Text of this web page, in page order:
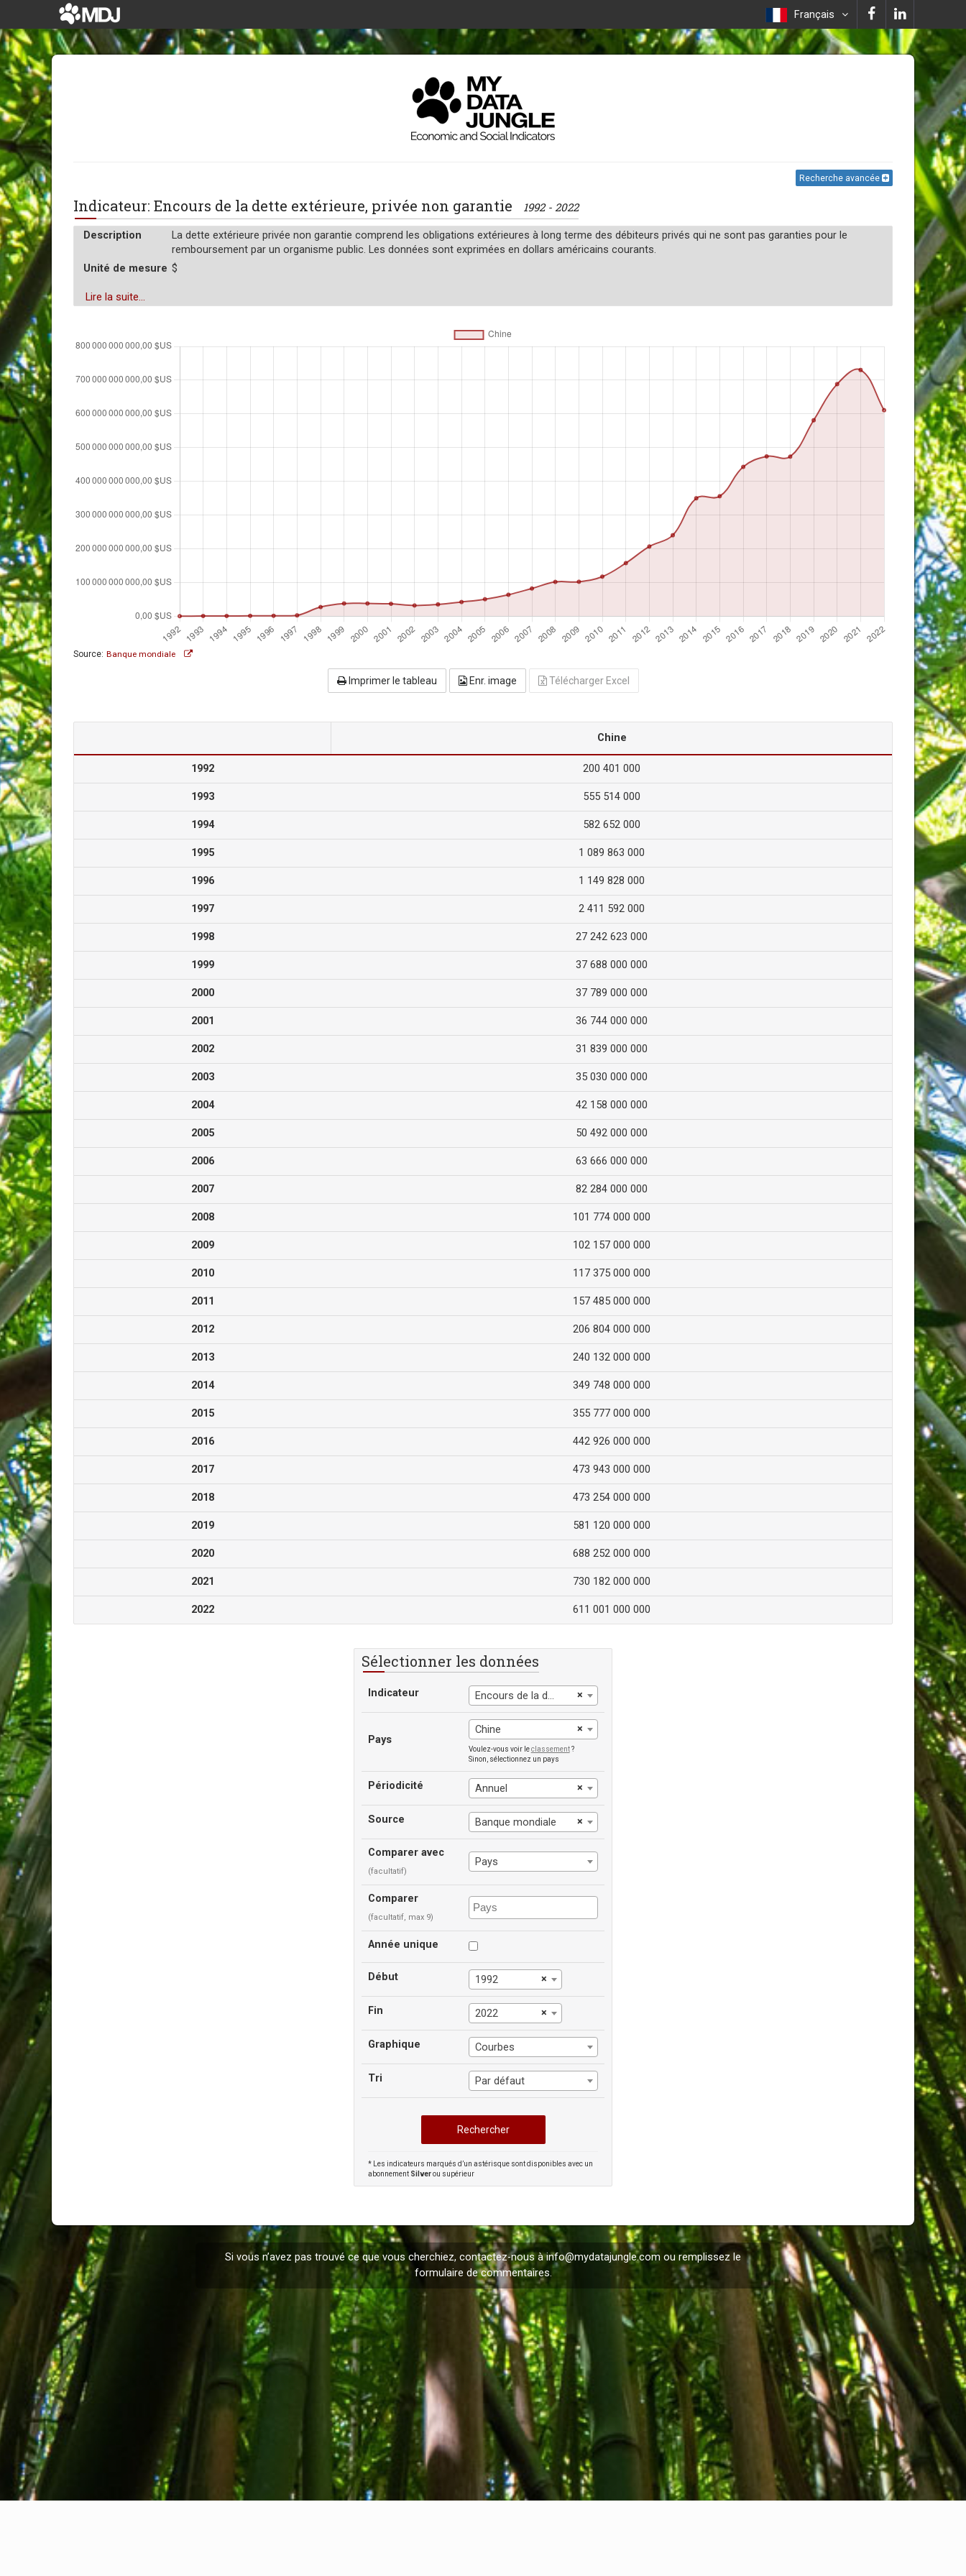
Français
Recherche avancée
Indicateur: Encours de la dette extérieure, privée non garantie 1992 - 2022
Description
La dette extérieure privée non garantie comprend les obligations extérieures à long terme des débiteurs privés qui ne sont pas garanties pour le
remboursement par un organisme public. Les données sont exprimées en dollars américains courants.
Unité de mesure $
Lire la suite...
Source: Banque mondiale
Imprimer le tableau Enr. image Télécharger Excel
Chine
1992 200 401 000
1993 555 514 000
1994 582 652 000
1995 1 089 863 000
1996 1 149 828 000
1997 2 411 592 000
1998 27 242 623 000
1999 37 688 000 000
2000 37 789 000 000
2001 36 744 000 000
2002 31 839 000 000
2003 35 030 000 000
2004 42 158 000 000
2005 50 492 000 000
2006 63 666 000 000
2007 82 284 000 000
2008 101 774 000 000
2009 102 157 000 000
2010 117 375 000 000
2011 157 485 000 000
2012 206 804 000 000
2013 240 132 000 000
2014 349 748 000 000
2015 355 777 000 000
2016 442 926 000 000
2017 473 943 000 000
2018 473 254 000 000
2019 581 120 000 000
2020 688 252 000 000
2021 730 182 000 000
2022 611 001 000 000
Sélectionner les données
Indicateur ×
Encours de la dette extérieure, privée non garantie
Pays
×
Chine
Voulez-vous voir leclassement?
Sinon, sélectionnez un pays
Périodicité ×
Annuel
Source ×
Banque mondiale
Comparer avec
(facultatif)
Pays
Comparer
(facultatif, max 9)
Année unique
Début ×
1992
Fin ×
2022
Graphique Courbes
Tri Par défaut
* Les indicateurs marqués d’un astérisque sont disponibles avec un
abonnement Silverou supérieur
Si vous n’avez pas trouvé ce que vous cherchiez, contactez-nous àinfo@mydatajungle.com ou remplissez le
formulaire decommentaires.